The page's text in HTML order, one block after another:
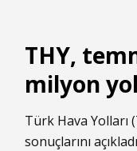
THY,
milyon
Türk Hava Yolları (
sonuçlarını